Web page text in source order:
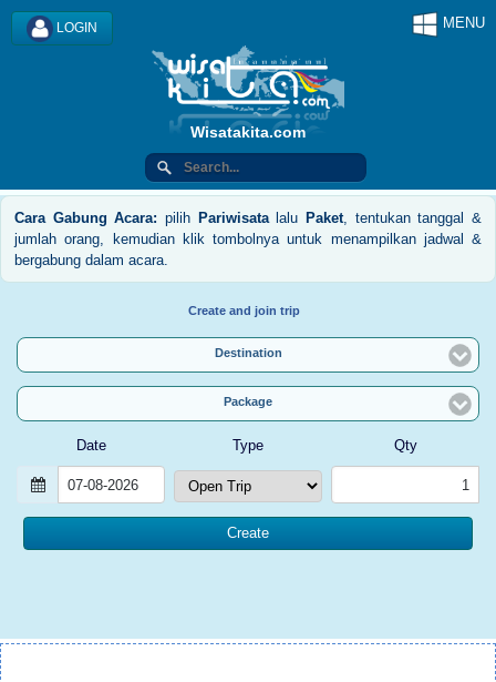
MENU
LOGIN
Wisatakita.com
Cara Gabung Acara: pilih Pariwisatalalu Paket, tentukan tanggal &
jumlah orang, kemudian klik tombolnya untuk menampilkan jadwal &
bergabung dalam acara.
Create and join trip
Destination
Package
Date Type Qty